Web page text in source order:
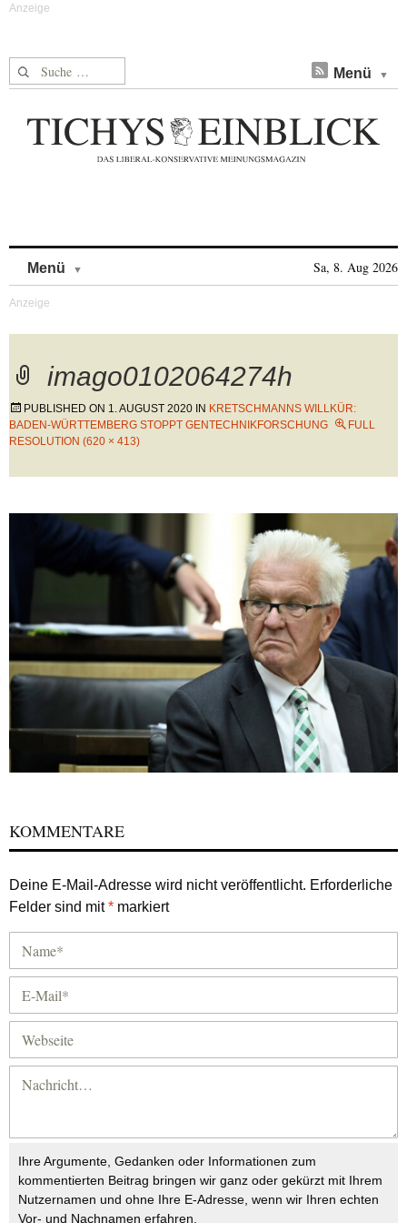
Suche nach: Menü
Menü Sa, 8. Aug 2026
imago0102064274h
PUBLISHED ON 1. AUGUST 2020 IN KRETSCHMANNS WILLKÜR:
BADEN-WÜRTTEMBERG STOPPT GENTECHNIKFORSCHUNG
FULL
RESOLUTION (620 × 413)
KOMMENTARE
Deine E-Mail-Adresse wird nicht veröffentlicht. Erforderliche
Felder sind mit* markiert
Ihre Argumente, Gedanken oder Informationen zum
kommentierten Beitrag bringen wir ganz oder gekürzt mit Ihrem
Nutzernamen und ohne Ihre E-Adresse, wenn wir Ihren echten
Vor- und Nachnamen erfahren.